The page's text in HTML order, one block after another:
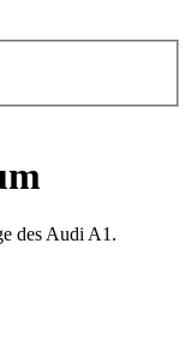
des Audi A1.